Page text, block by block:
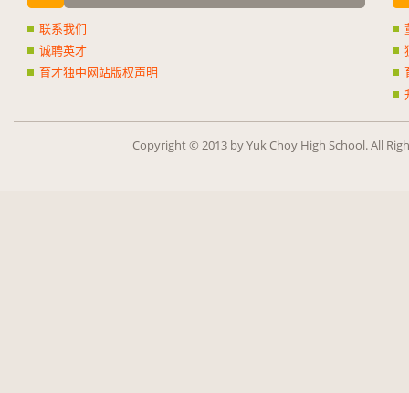
联系我们
诚聘英才
育才独中网站版权声明
Copy­right © 2013 by Yuk Choy High School. All